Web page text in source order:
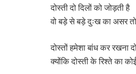
दोस्ती दो दिलों को जोड़ती है
वो बड़े से बड़े दुःख का असर
दोस्तों हमेशा बांध कर रखना
क्योंकि दोस्ती के रिश्ते का